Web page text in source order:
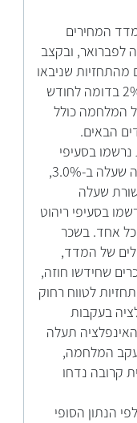
המחירים
בהשוואה לפברואר, ובקצב
מהתחזיות שניבאו
עלייה חודשית של 0.5% ושנתית 2% בדומה לחודש
המלחמה כולל
הבאים.
בסעיפי
ירקות טריים שעלו ב-5.2%, הלבשה שעלה ב-3.0%,
ותקשורת שעלה
נרשמו בסעיפי ריהוט
לבית ושונות שירדו ב-0.3%, כל אחד. בשכר
של המדד,
עבור השוכרים שחידשו חוזה,
התחזיות לטווח רחוק
בעקבות
תעלה
המלחמה,
קרובה נדחו
הצמיחה ברבעון הרביעי של 2026 לפי הנתון הסופי